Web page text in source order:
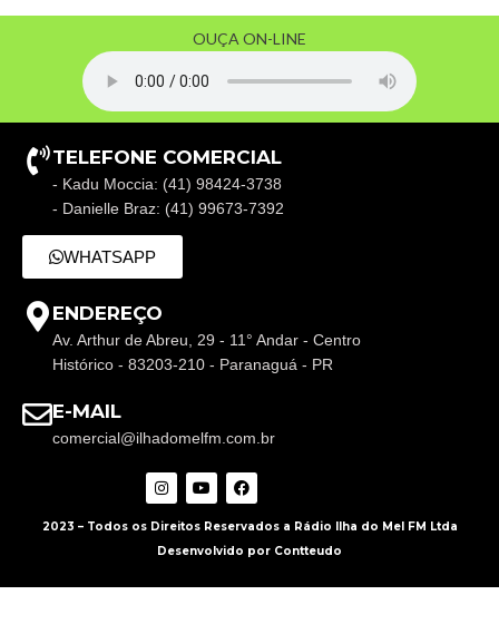
OUÇA ON-LINE
TELEFONE COMERCIAL
- Kadu Moccia: (41) 98424-3738
- Danielle Braz: (41) 99673-7392
WHATSAPP
ENDEREÇO
Av. Arthur de Abreu, 29 - 11° Andar - Centro
Histórico - 83203-210 - Paranaguá - PR
E-MAIL
comercial@ilhadomelfm.com.br
2023 – Todos os Direitos Reservados a Rádio Ilha do Mel FM Ltda
Desenvolvido por Contteudo